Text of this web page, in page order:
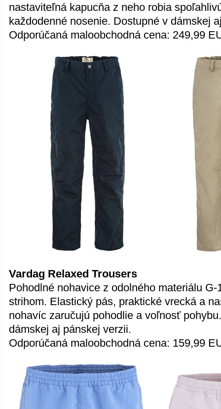
nastaviteľná kapucňa z neho robia
každodenné nosenie. Dostupné v dámskej
Odporúčaná maloobchodná cena: 249,99
Vardag Relaxed Trousers
Pohodlné nohavice z odolného materiálu
strihom. Elastický pás, praktické vrecká a
nohavíc zaručujú pohodlie a voľnosť
dámskej aj pánskej verzii.
Odporúčaná maloobchodná cena: 159,99